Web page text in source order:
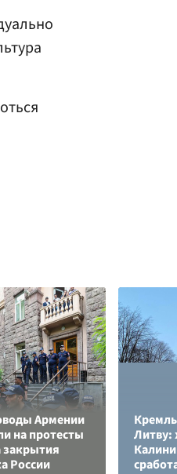
Армении
на протесты
закрытия
России
Литву: